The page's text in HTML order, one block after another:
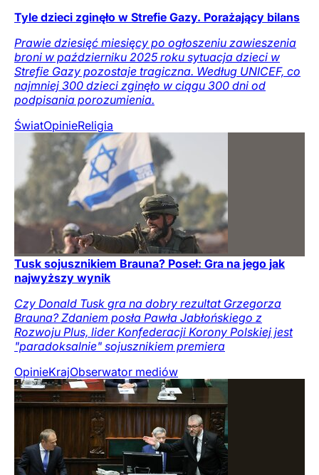
Tyle dzieci zginęło w Strefie Gazy. Porażający bilans
Prawie dziesięć miesięcy po ogłoszeniu zawieszenia
broni w październiku 2025 roku sytuacja dzieci w
Strefie Gazy pozostaje tragiczna. Według UNICEF, co
najmniej 300 dzieci zginęło w ciągu 300 dni od
podpisania porozumienia.
ŚwiatOpinieReligia
Tusk sojusznikiem Brauna? Poseł: Gra na jego jak
najwyższy wynik
Czy Donald Tusk gra na dobry rezultat Grzegorza
Brauna? Zdaniem posła Pawła Jabłońskiego z
Rozwoju Plus, lider Konfederacji Korony Polskiej jest
"paradoksalnie" sojusznikiem premiera
OpinieKrajObserwator mediów